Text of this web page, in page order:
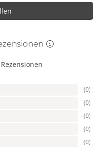
(0)
(0)
(0)
(0)
(0)